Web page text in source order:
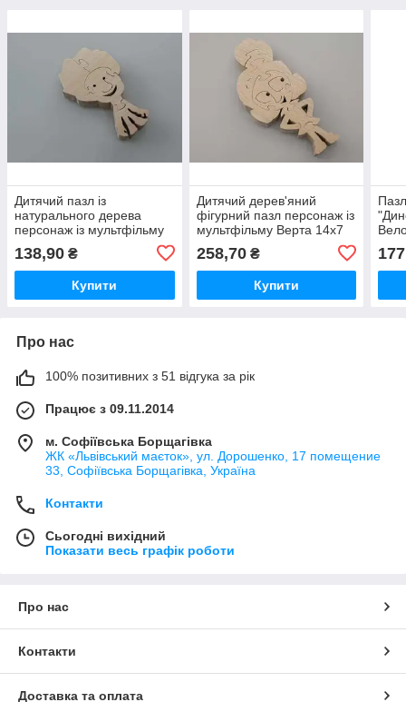
Дитячий пазл із
натурального дерева
персонаж із мультфільму
Нолик 10х6 см / Дитячий
пазл із натурального
дерева персонаж із
138,90 ₴
Купити
Дитячий дерев'яний
фігурний пазл персонаж із
мультфільму Верта 14х7
см / Дитячий дерев'яний
фігурний пазл персонаж із
мультфільму
258,70₴
Купити
Про нас
100% позитивних з 51 відгука за рік
Працює з 09.11.2014
м. Софіївська Борщагівка
ЖК «Львівський маєток», ул. Дорошенко, 17 помещение
33, Софіївська Борщагівка, Україна
Контакти
Сьогодні вихідний
Показати весь графік роботи
Про нас
Контакти
Доставка та оплата